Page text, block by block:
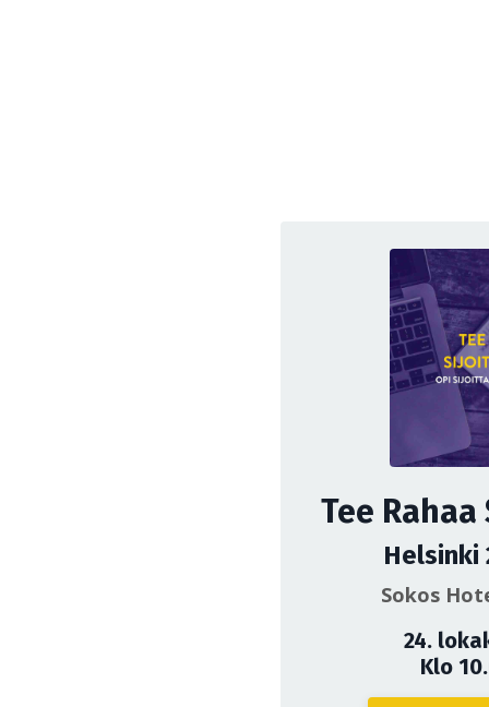
Tee
Helsinki
Sokos
24.
Klo